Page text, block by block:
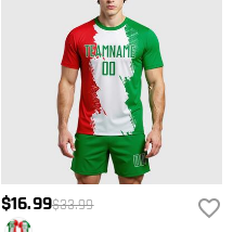
$16.99$33.99